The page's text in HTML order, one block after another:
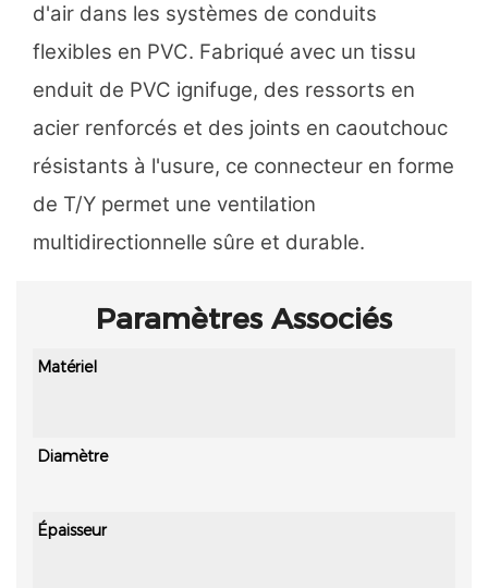
d'air dans les systèmes de conduits
flexibles en PVC. Fabriqué avec un tissu
enduit de PVC ignifuge, des ressorts en
acier renforcés et des joints en caoutchouc
résistants à l'usure, ce connecteur en forme
de T/Y permet une ventilation
multidirectionnelle sûre et durable.
Paramètres Associés
Matériel
Diamètre
Épaisseur